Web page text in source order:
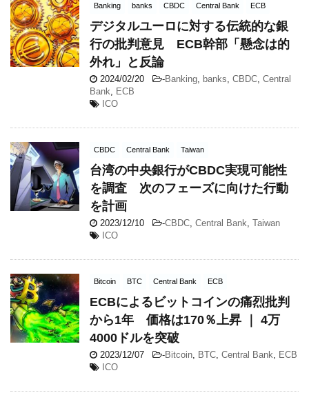
Banking banks CBDC Central Bank ECB
デジタルユーロに対する伝統的な銀
行の批判意見 ECB幹部「懸念は的
外れ」と反論
2024/02/20 -Banking banks CBDC Central
Bank
ECB
ICO
CBDC Central Bank Taiwan
台湾の中央銀行がCBDC実現可能性
を調査 次のフェーズに向けた行動
を計画
2023/12/10 -CBDC Central Bank Taiwan
ICO
Bitcoin BTC Central Bank ECB
ECBによるビットコインの痛烈批判
から1年 価格は170％上昇 ｜ 4万
4000ドルを突破
2023/12/07 -Bitcoin BTC Central Bank
ECB
ICO